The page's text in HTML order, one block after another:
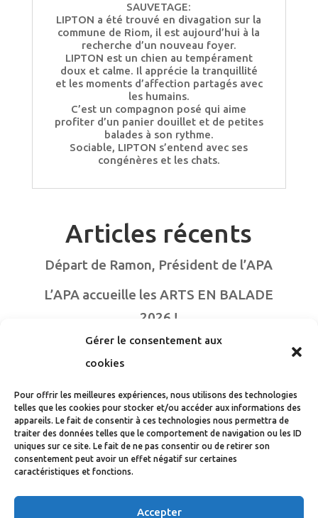
Gérer le consentement aux
cookies
Pour offrir les meilleures expériences, nous utilisons des technologies
telles que les cookies pour stocker et/ou accéder aux informations des
appareils. Le fait de consentir à ces technologies nous permettra de
traiter des données telles que le comportement de navigation ou les ID
uniques sur ce site. Le fait de ne pas consentir ou de retirer son
consentement peut avoir un effet négatif sur certaines
caractéristiques et fonctions.
Accepter
SAUVETAGE:
LIPTON a été trouvé en divagation sur la
commune de Riom, il est aujourd’hui à la
recherche d’un nouveau foyer.
LIPTON est un chien au tempérament
doux et calme. Il apprécie la tranquillité
et les moments d’affection partagés avec
les humains.
C’est un compagnon posé qui aime
profiter d’un panier douillet et de petites
balades à son rythme.
Sociable, LIPTON s’entend avec ses
congénères et les chats.
Articles récents
Départ de Ramon, Président de l’APA
L’APA accueille les ARTS EN BALADE
2026 !
Campagne stérilisation chats errants
Noël des animaux les 6 et 7 décembre
CAMPAGNE DE STERILISATION DES
CHATS
Newsletter